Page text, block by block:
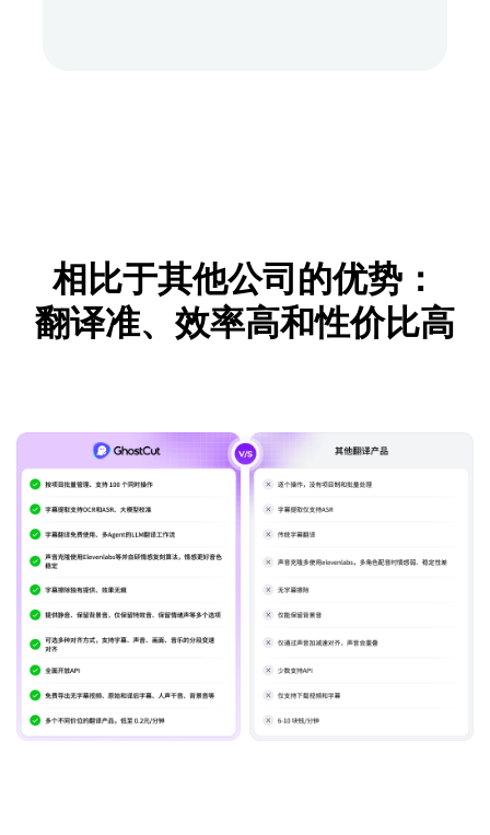
相比于其他公司的优势：
翻译准、效率高和性价比高